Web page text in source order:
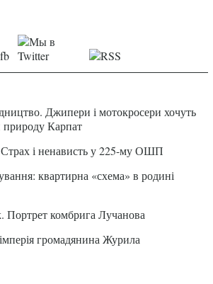
Джипери і мотокросери хочуть
природу Карпат
і ненависть у 225-му ОШП
квартирна «схема» в родині
Портрет комбрига Лучанова
громадянина Журила